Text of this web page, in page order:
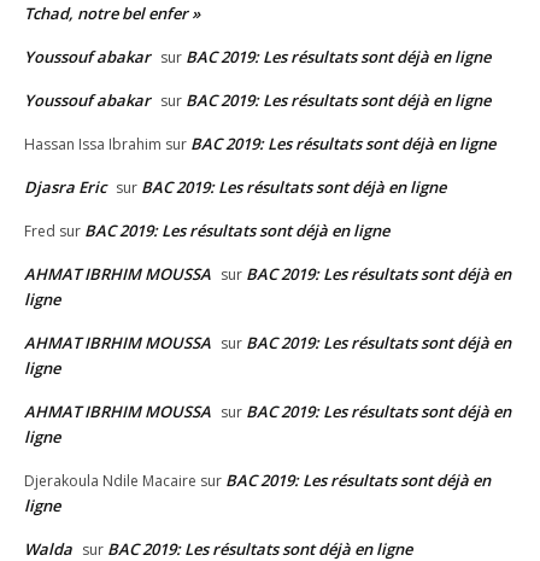
Tchad, notre bel enfer »
Youssouf abakar sur BAC 2019: Les résultats sont déjà en ligne
Youssouf abakar sur BAC 2019: Les résultats sont déjà en ligne
Hassan Issa Ibrahim sur BAC 2019: Les résultats sont déjà en ligne
Djasra Eric sur BAC 2019: Les résultats sont déjà en ligne
Fred sur BAC 2019: Les résultats sont déjà en ligne
AHMAT IBRHIM MOUSSA sur BAC 2019: Les résultats sont déjà en
ligne
AHMAT IBRHIM MOUSSA sur BAC 2019: Les résultats sont déjà en
ligne
AHMAT IBRHIM MOUSSA sur BAC 2019: Les résultats sont déjà en
ligne
Djerakoula Ndile Macaire sur BAC 2019: Les résultats sont déjà en
ligne
Walda sur BAC 2019: Les résultats sont déjà en ligne